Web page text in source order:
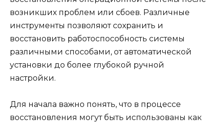
возникших проблем или сбоев. Различные
инструменты позволяют сохранить и
восстановить работоспособность системы
различными способами, от автоматической
установки до более глубокой ручной
настройки.
Для начала важно понять, что в процессе
восстановления могут быть использованы как